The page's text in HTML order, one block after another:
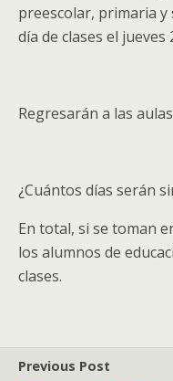
preescolar, primaria
día de clases el jueves
Regresarán a las
¿Cuántos días serán
En total, si se toman
los alumnos de
clases.
Previous Post